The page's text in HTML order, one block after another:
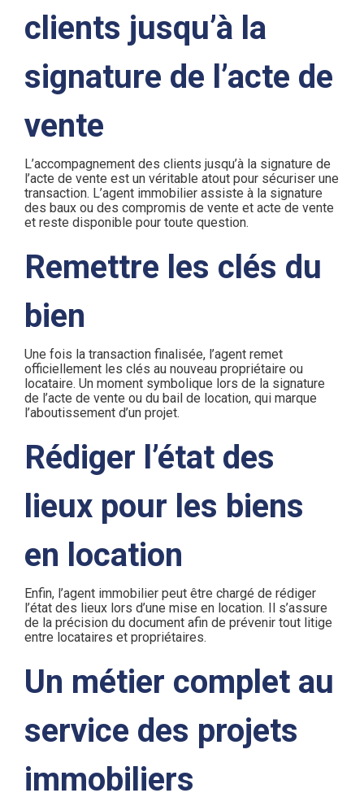
clients jusqu’à la
signature de l’acte de
vente
L’accompagnement des clients jusqu’à la signature de
l’acte de vente est un véritable atout pour sécuriser une
transaction. L’agent immobilier assiste à la signature
des baux ou des compromis de vente et acte de vente
et reste disponible pour toute question.
Remettre les clés du
bien
Une fois la transaction finalisée, l’agent remet
officiellement les clés au nouveau propriétaire ou
locataire. Un moment symbolique lors de la signature
de l’acte de vente ou du bail de location, qui marque
l’aboutissement d’un projet.
Rédiger l’état des
lieux pour les biens
en location
Enfin, l’agent immobilier peut être chargé de rédiger
l’état des lieux lors d’une mise en location. Il s’assure
de la précision du document afin de prévenir tout litige
entre locataires et propriétaires.
Un métier complet au
service des projets
immobiliers